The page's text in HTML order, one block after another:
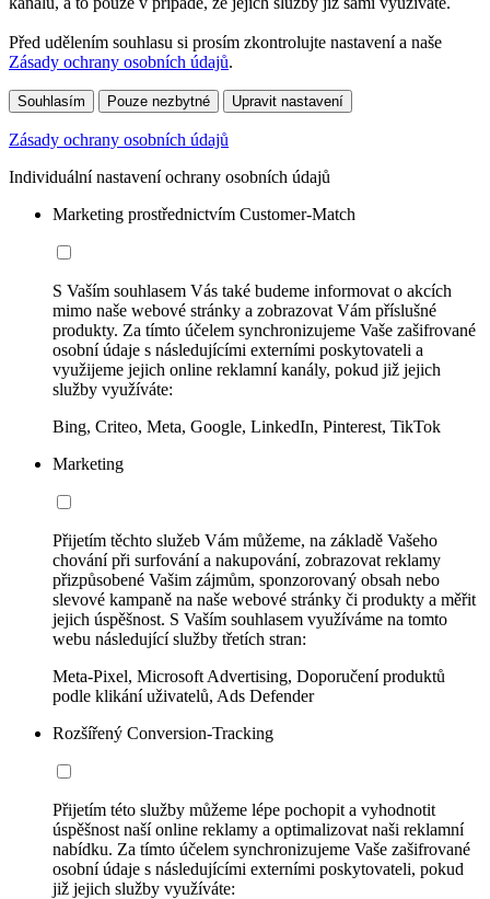
Před udělením souhlasu si prosím zkontrolujte nastavení a naše
Zásady ochrany osobních údajů.
Souhlasím Pouze nezbytné Upravit nastavení
Zásady ochrany osobních údajů
Individuální nastavení ochrany osobních údajů
Marketing prostřednictvím Customer-Match
S Vaším souhlasem Vás také budeme informovat o akcích
mimo naše webové stránky a zobrazovat Vám příslušné
produkty. Za tímto účelem synchronizujeme Vaše zašifrované
osobní údaje s následujícími externími poskytovateli a
využijeme jejich online reklamní kanály, pokud již jejich
služby využíváte:
Bing, Criteo, Meta, Google, LinkedIn, Pinterest, TikTok
Marketing
Přijetím těchto služeb Vám můžeme, na základě Vašeho
chování při surfování a nakupování, zobrazovat reklamy
přizpůsobené Vašim zájmům, sponzorovaný obsah nebo
slevové kampaně na naše webové stránky či produkty a měřit
jejich úspěšnost. S Vaším souhlasem využíváme na tomto
webu následující služby třetích stran:
Meta-Pixel, Microsoft Advertising, Doporučení produktů
podle klikání uživatelů, Ads Defender
Rozšířený Conversion-Tracking
Přijetím této služby můžeme lépe pochopit a vyhodnotit
úspěšnost naší online reklamy a optimalizovat naši reklamní
nabídku. Za tímto účelem synchronizujeme Vaše zašifrované
osobní údaje s následujícími externími poskytovateli, pokud
již jejich služby využíváte: